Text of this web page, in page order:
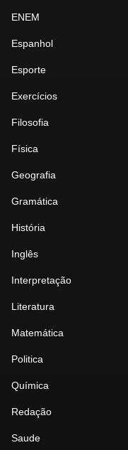
ENEM
Espanhol
Esporte
Exercícios
Filosofia
Física
Geografia
Gramática
História
Inglês
Interpretação
Literatura
Matemática
Politica
Química
Redação
Saude